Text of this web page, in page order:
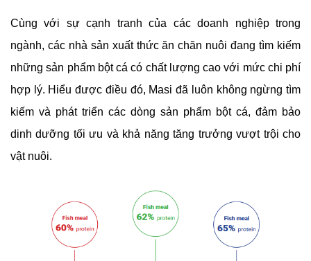
Cùng với sự cạnh tranh của các doanh nghiệp trong
ngành, các nhà sản xuất thức ăn chăn nuôi đang tìm kiếm
những sản phẩm bột cá có chất lượng cao với mức chi phí
hợp lý. Hiểu được điều đó, Masi đã luôn không ngừng tìm
kiếm và phát triển các dòng sản phẩm bột cá, đảm bảo
dinh dưỡng tối ưu và khả năng tăng trưởng vượt trội cho
vật nuôi.